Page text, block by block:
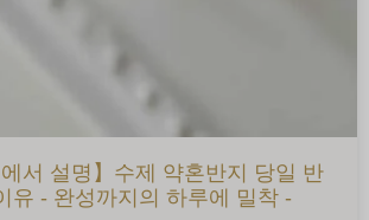
에서 설명】수제 약혼반지 당일 반
유 - 완성까지의 하루에 밀착 -